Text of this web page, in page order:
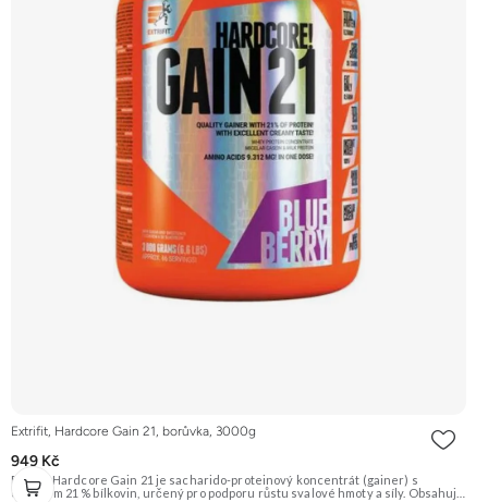
Extrifit, Hardcore Gain 21, borůvka, 3000g
949 Kč
Extrifit Hardcore Gain 21 je sacharido-proteinový koncentrát (gainer) s
obsahem 21 % bílkovin, určený pro podporu růstu svalové hmoty a síly. Obsahuje